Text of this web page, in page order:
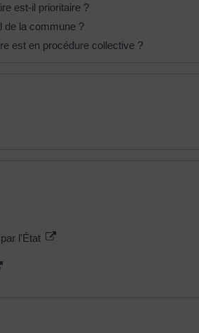
est-il prioritaire ?
de la commune ?
est en procédure collective ?
l'État